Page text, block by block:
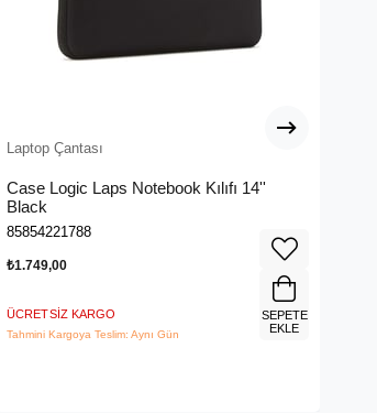
Laptop Çantası
Case Logic Laps Notebook Kılıfı 14''
Black
85854221788
₺1.749,00
ÜCRETSIZ KARGO
Tahmini Kargoya Teslim: Aynı Gün
SEPETE
EKLE